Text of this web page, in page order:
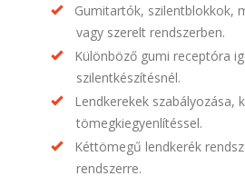
Gumitartók, szilentblokkok,
vagy szerelt rendszerben.
Különböző gumi receptóra
szilentkészítésnél.
Lendkerekek szabályozása,
tömegkiegyenlítéssel.
Kéttömegű lendkerék
rendszerre.